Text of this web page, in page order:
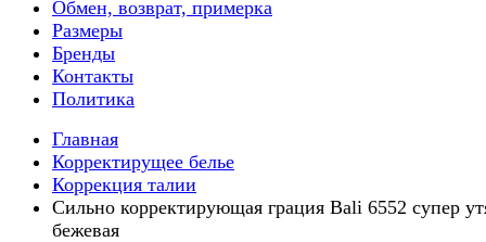
Обмен, возврат, примерка
Размеры
Бренды
Контакты
Политика
Главная
Корректирущее белье
Коррекция талии
Сильно корректирующая грация Bali 6552 супер
бежевая